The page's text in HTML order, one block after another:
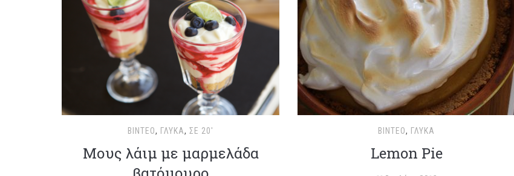
ΒΊΝΤΕΟ, ΓΛΥΚΆ, ΣΕ 20'
Μους λάιμ με μαρμελάδα
ΒΊΝΤΕΟ, ΓΛΥΚΆ
Lemon Pie